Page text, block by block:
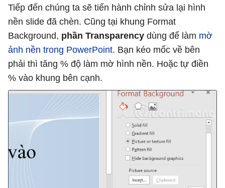
Tiếp đến chúng ta sẽ tiến hành chỉnh sửa lại hình
nền slide đã chèn. Cũng tại khung Format
Background, phần Transparency dùng để làm mờ
ảnh nền trong PowerPoint. Bạn kéo mốc về bên
phải thì tăng % độ làm mờ hình nền. Hoặc tự điền
% vào khung bên cạnh.